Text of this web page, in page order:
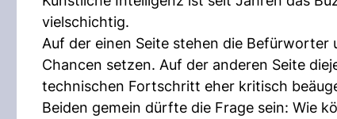
vielschichtig.
Auf der einen Seite stehen die
Chancen setzen. Auf der anderen Seite
technischen Fortschritt eher kritisch
Beiden gemein dürfte die Frage sein: Wie